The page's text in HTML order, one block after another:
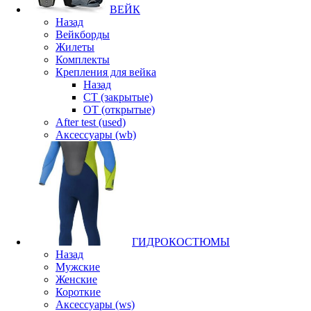
ВЕЙК
Назад
Вейкборды
Жилеты
Комплекты
Крепления для вейка
Назад
CT (закрытые)
OT (открытые)
After test (used)
Аксессуары (wb)
ГИДРОКОСТЮМЫ
Назад
Мужские
Женские
Короткие
Аксессуары (ws)